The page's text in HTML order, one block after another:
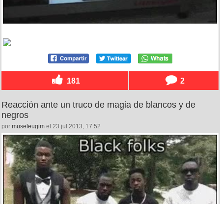
181 2
Reacción ante un truco de magia de blancos y de
negros
por museleugim el 23 jul 2013, 17:52